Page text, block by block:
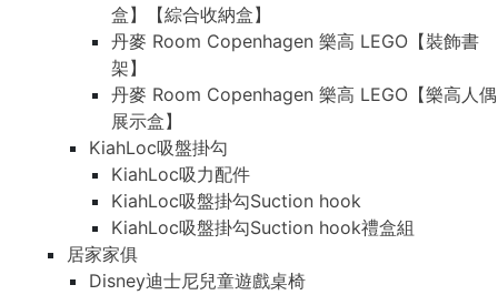
盒】【綜合收納盒】
丹麥 Room Copenhagen 樂高 LEGO【裝飾書
架】
丹麥 Room Copenhagen 樂高 LEGO【樂高人偶
展示盒】
KiahLoc吸盤掛勾
KiahLoc吸力配件
KiahLoc吸盤掛勾Suction hook
KiahLoc吸盤掛勾Suction hook禮盒組
居家家俱
Disney迪士尼兒童遊戲桌椅